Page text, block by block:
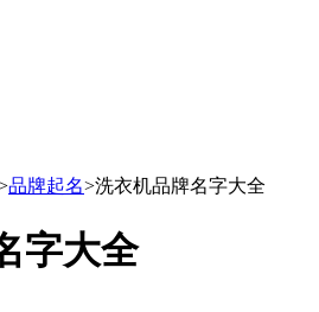
品牌起名>洗衣机品牌名字大全
字大全